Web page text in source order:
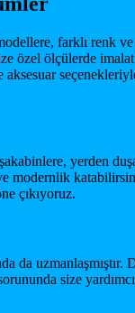
farklı renk
özel ölçülerde
yerden
modernlik
çıkıyoruz.
uzmanlaşmıştır.
size